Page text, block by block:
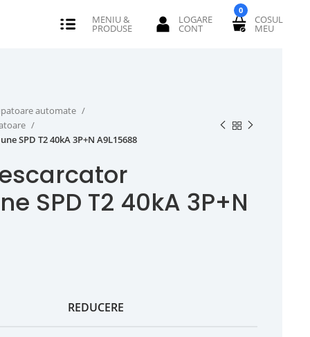
0
automate
SPD T2 40kA 3P+N A9L15688
SPD T2 40kA 3P+N
REDUCERE